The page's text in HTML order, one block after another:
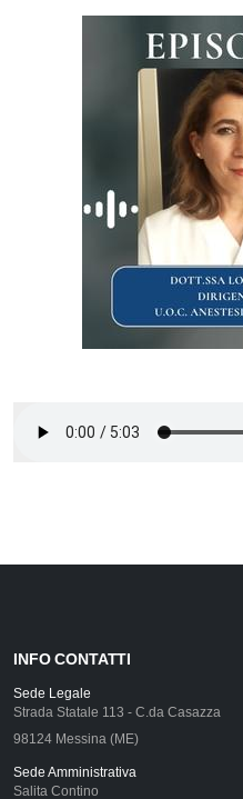
INFO CONTATTI
Sede Legale
Strada Statale 113 - C.da Casazza
98124 Messina (ME)
Sede Amministrativa
Salita Contino